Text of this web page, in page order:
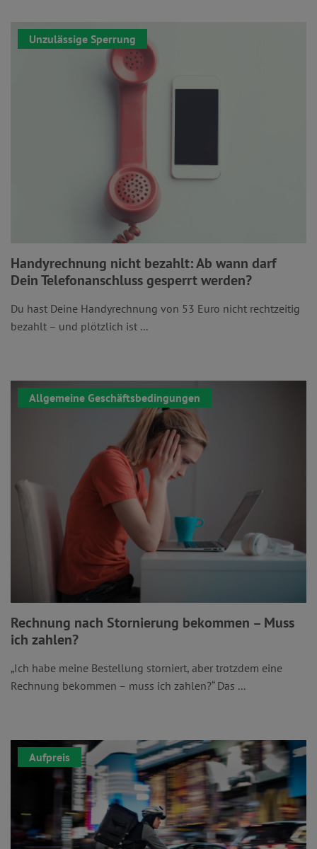
Unzulässige Sperrung
Handyrechnung nicht bezahlt: Ab wann darf
Dein Telefonanschluss gesperrt werden?
Du hast Deine Handyrechnung von 53 Euro nicht rechtzeitig
bezahlt – und plötzlich ist ...
Allgemeine Geschäftsbedingungen
Rechnung nach Stornierung bekommen – Muss
ich zahlen?
„Ich habe meine Bestellung storniert, aber trotzdem eine
Rechnung bekommen – muss ich zahlen?“ Das ...
Aufpreis